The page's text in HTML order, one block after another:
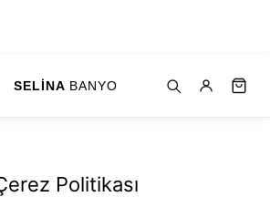
SELİNA BANYO
Politikası